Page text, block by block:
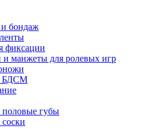
бондаж
фиксации
манжеты для ролевых игр
БДСМ
губы